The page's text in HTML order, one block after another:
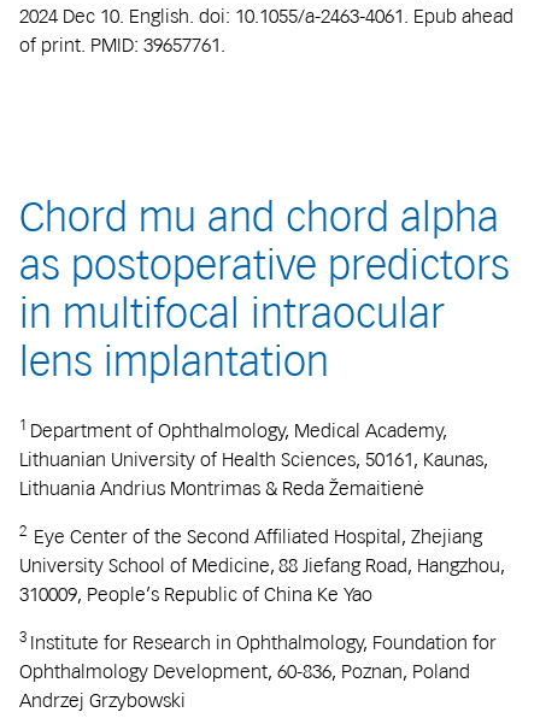
2024 Dec 10. English. doi: 10.1055/a-2463-4061. Epub ahead
of print. PMID: 39657761.
Chord mu and chord alpha
as postoperative predictors
in multifocal intraocular
lens implantation
1 Department of Ophthalmology, Medical Academy,
Lithuanian University of Health Sciences, 50161, Kaunas,
Lithuania Andrius Montrimas & Reda Žemaitienė
2 Eye Center of the Second Affiliated Hospital, Zhejiang
University School of Medicine, 88 Jiefang Road, Hangzhou,
310009, People’s Republic of China Ke Yao
3 Institute for Research in Ophthalmology, Foundation for
Ophthalmology Development, 60-836, Poznan, Poland
Andrzej Grzybowski